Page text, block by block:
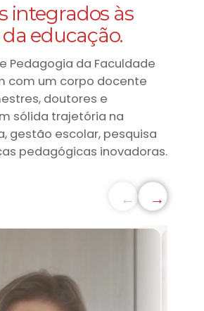
integrados às
educação.
Pedagogia da Faculdade
com um corpo docente
doutores e
sólida trajetória na
gestão escolar, pesquisa
pedagógicas inovadoras.
← →